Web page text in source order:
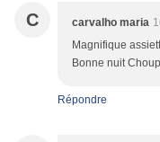
C carvalho maria
Magnifique
Bonne nuit
Répondre